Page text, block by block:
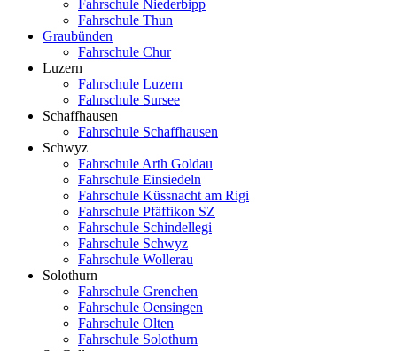
Fahrschule Niederbipp
Fahrschule Thun
Graubünden
Fahrschule Chur
Luzern
Fahrschule Luzern
Fahrschule Sursee
Schaffhausen
Fahrschule Schaffhausen
Schwyz
Fahrschule Arth Goldau
Fahrschule Einsiedeln
Fahrschule Küssnacht am Rigi
Fahrschule Pfäffikon SZ
Fahrschule Schindellegi
Fahrschule Schwyz
Fahrschule Wollerau
Solothurn
Fahrschule Grenchen
Fahrschule Oensingen
Fahrschule Olten
Fahrschule Solothurn